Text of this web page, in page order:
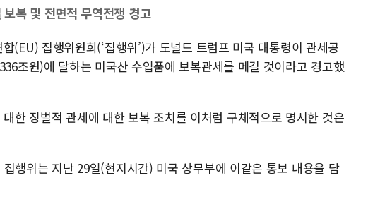
[인도증시] 중동 불안 속 유가 상승에 소폭 하
복 및 전면적 무역전쟁 경고
(EU) 집행위원회(‘집행위’)가 도널드 트럼프 미국 대통령이 관세공
조원)에 달하는 미국산 수입품에 보복관세를 메길 것이라고 경고했
한 징벌적 관세에 대한 보복 조치를 이처럼 구체적으로 명시한 것은
행위는 지난 29일(현지시간) 미국 상무부에 이같은 통보 내용을 담